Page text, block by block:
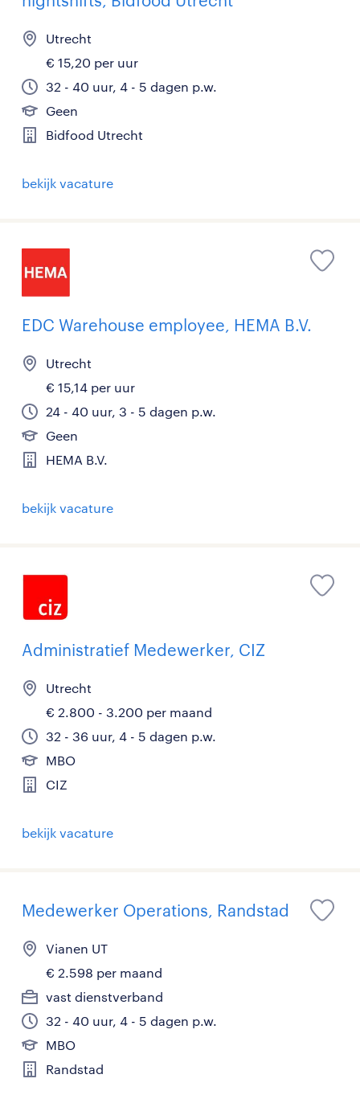
Utrecht
€ 15,20 per uur
32 - 40 uur, 4 - 5 dagen p.w.
Geen
Bidfood Utrecht
bekijk vacature
EDC Warehouse employee, HEMA B.V.
Utrecht
€ 15,14 per uur
24 - 40 uur, 3 - 5 dagen p.w.
Geen
HEMA B.V.
bekijk vacature
Administratief Medewerker, CIZ
Utrecht
€ 2.800 - 3.200 per maand
32 - 36 uur, 4 - 5 dagen p.w.
MBO
CIZ
bekijk vacature
Medewerker Operations, Randstad
Vianen UT
€ 2.598 per maand
vast dienstverband
32 - 40 uur, 4 - 5 dagen p.w.
MBO
Randstad